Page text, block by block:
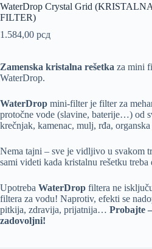
WaterDrop Crystal Grid
FILTER)
1.584,00 рсд
Zamenska kristalna rešetka za mini
WaterDrop.
WaterDrop mini-filter je filter za
protočne vode (slavine, baterije…) od
krečnjak, kamenac, mulj, rđa,
Nema tajni – sve je vidljivo u svakom
sami videti kada kristalnu rešetku treba
Upotreba WaterDrop filtera ne
filtera za vodu! Naprotiv, efekti se
pitkija, zdravija, prijatnija… Probajte
zadovoljni!